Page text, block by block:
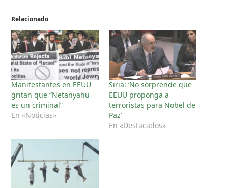
Relacionado
Manifestantes en EEUU
gritan que “Netanyahu
es un criminal”
En «Noticias»
Siria: ‘No sorprende que
EEUU proponga a
terroristas para Nobel de
Paz’
En «Destacados»